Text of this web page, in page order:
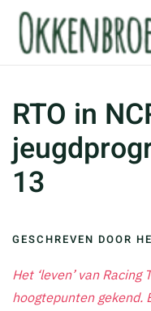
Terug naar
RTO in
13
GESCHREVEN DOOR
Het ‘leven’ van
hoogtepunten gekend.